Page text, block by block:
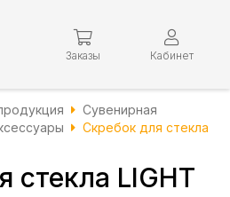
Заказы Кабинет
Сувенирная
Скребок для стекла
стекла LIGHT